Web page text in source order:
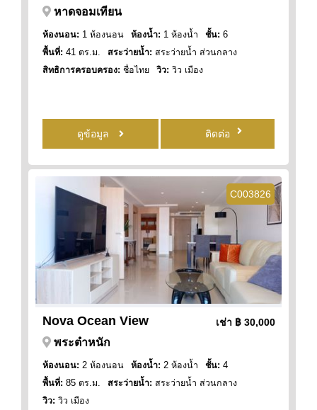
หาดจอมเทียน
ห้องนอน: 1 ห้องนอน ห้องน้ำ: 1 ห้องน้ำ ชั้น: 6
พื้นที่: 41 ตร.ม. สระว่ายน้ำ: สระว่ายน้ำ ส่วนกลาง
สิทธิการครอบครอง: ชื่อไทย วิว: วิว เมือง
ดูข้อมูล ติดต่อ
C003826
Nova Ocean View เช่า ฿ 30,000
พระตำหนัก
ห้องนอน: 2 ห้องนอน ห้องน้ำ: 2 ห้องน้ำ ชั้น: 4
พื้นที่: 85 ตร.ม. สระว่ายน้ำ: สระว่ายน้ำ ส่วนกลาง
วิว: วิว เมือง